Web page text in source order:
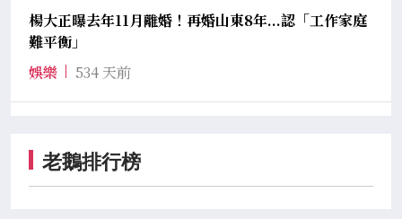
楊大正曝去年11月離婚！再婚山東8年...認「工作家庭
難平衡」
娛樂
534 天前
老鵝排行榜